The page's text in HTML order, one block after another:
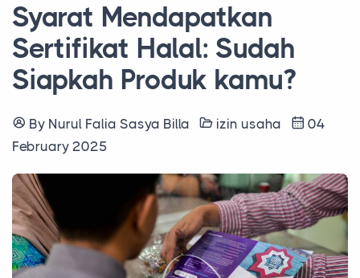
Syarat Mendapatkan
Sertifikat Halal: Sudah
Siapkah Produk kamu?
By Nurul Falia Sasya Billa izin usaha
04
February 2025